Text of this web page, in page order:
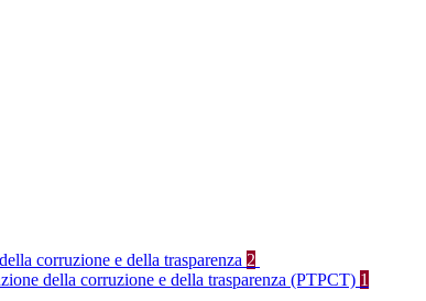
corruzione e della trasparenza 2
della corruzione e della trasparenza (PTPCT) 1